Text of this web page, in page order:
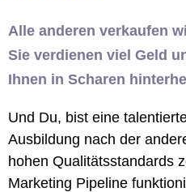
Alle anderen verkaufen
Sie verdienen viel Geld
Ihnen in Scharen
Und Du, bist eine
Ausbildung nach der
hohen Qualitätsstandards
Marketing Pipeline